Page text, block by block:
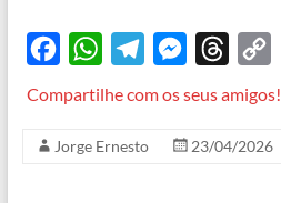
e
W
t
e
M
s
e
y
Compartilhe com os seus amigos!
Jorge Ernesto 23/04/2026